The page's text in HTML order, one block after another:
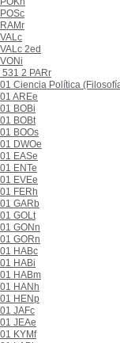
2ed
531 2 PARr
Ciencia Política
AREe
BOBi
BOBt
BOOs
DWOe
EASe
ENTe
EVEe
FERh
GARb
GOLt
GONn
GORn
HABc
HABi
HABm
HANh
HENp
JAFc
JEAe
KYMf